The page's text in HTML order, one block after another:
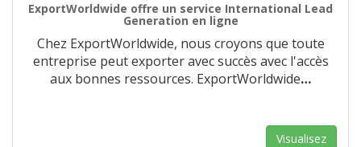
ExportWorldwide offre un service International Lead
Generation en ligne
Chez ExportWorldwide, nous croyons que toute
entreprise peut exporter avec succès avec l'accès
aux bonnes ressources. ExportWorldwide…
Visualisez